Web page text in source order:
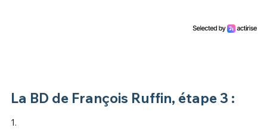
La BD de François Ruffin, étape 3 :
1.